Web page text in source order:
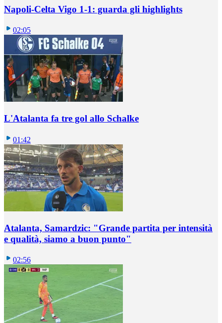
Napoli-Celta Vigo 1-1: guarda gli highlights
02:05
L'Atalanta fa tre gol allo Schalke
01:42
Atalanta, Samardzic: "Grande partita per intensità
e qualità, siamo a buon punto"
02:56